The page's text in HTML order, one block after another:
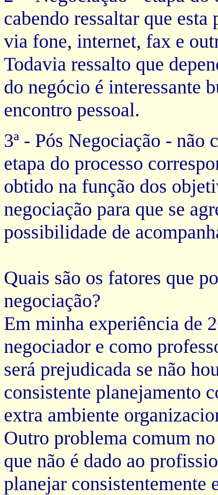
cabendo ressaltar que
via fone, internet, fax e
Todavia ressalto que
do negócio é interessante
encontro pessoal.
3ª - Pós Negociação -
etapa do processo
obtido na função dos
negociação para que se
possibilidade de
Quais são os fatores que
negociação?
Em minha experiência de
negociador e como
será prejudicada se não
consistente planejamento
extra ambiente
Outro problema comum
que não é dado ao
planejar consistentemente